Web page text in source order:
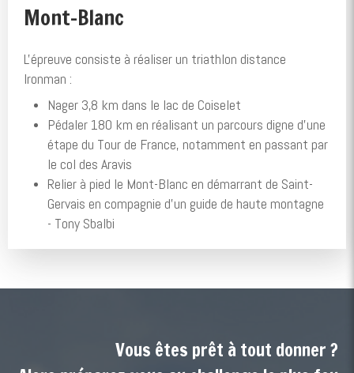
Mont-Blanc
L'épreuve consiste à réaliser un triathlon distance
Ironman :
Nager 3,8 km dans le lac de Coiselet
Pédaler 180 km en réalisant un parcours digne d'une
étape du Tour de France, notamment en passant par
le col des Aravis
Relier à pied le Mont-Blanc en démarrant de Saint-
Gervais en compagnie d'un guide de haute montagne
- Tony Sbalbi
Vous êtes prêt à tout donner ?